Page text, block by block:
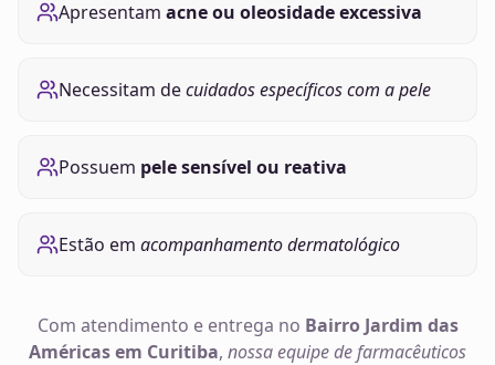
Apresentam acne ou oleosidade excessiva
Necessitam decuidados específicos com a pele
Possuem pele sensível ou reativa
Estão em acompanhamento dermatológico
Com atendimento e entrega no Bairro Jardim das
Américas em Curitiba, nossa equipe de farmacêuticos